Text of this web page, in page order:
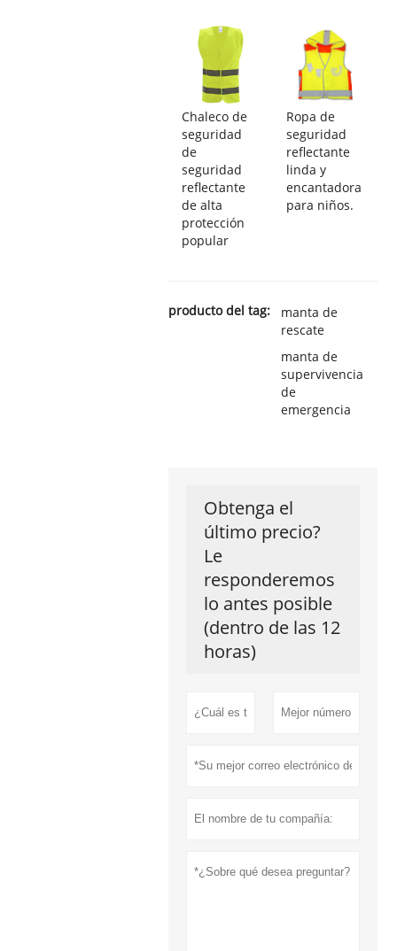
Chaleco de
seguridad
de
seguridad
reflectante
de alta
protección
popular
Ropa de
seguridad
reflectante
linda y
encantadora
para niños.
producto del tag:
manta de
rescate
manta de
supervivencia
de
emergencia
Obtenga el
último precio?
Le
responderemos
lo antes posible
(dentro de las 12
horas)